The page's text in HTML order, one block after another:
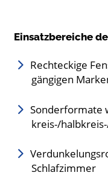
Einsatzbereiche
Rechteckige
gängigen
Sonderformate
kreis-/
Schlafzimmer